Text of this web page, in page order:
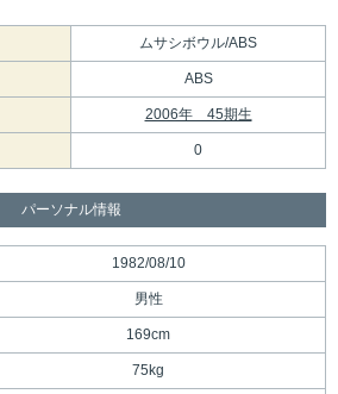
ムサシボウル/ABS
ABS
2006年 45期生
0
パーソナル情報
1982/08/10
男性
169cm
75kg